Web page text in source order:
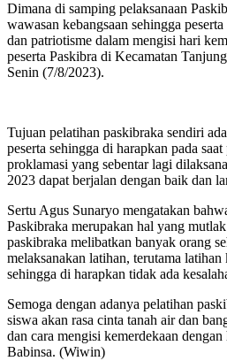
Dimana di samping pelaksanaan
wawasan kebangsaan sehingga
dan patriotisme dalam mengisi hari
peserta Paskibra di Kecamatan
Senin (7/8/2023).
Tujuan pelatihan paskibraka sendiri
peserta sehingga di harapkan pada
proklamasi yang sebentar lagi
2023 dapat berjalan dengan baik dan
Sertu Agus Sunaryo mengatakan
Paskibraka merupakan hal yang
paskibraka melibatkan banyak orang
melaksanakan latihan, terutama
sehingga di harapkan tidak ada
Semoga dengan adanya pelatihan
siswa akan rasa cinta tanah air dan
dan cara mengisi kemerdekaan
Babinsa. (Wiwin)